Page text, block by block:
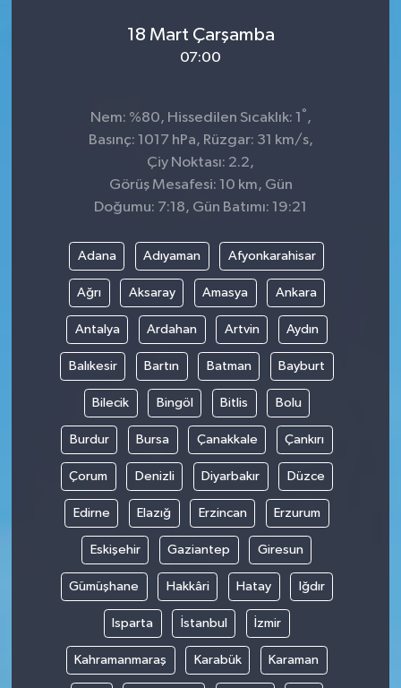
18 Mart Çarşamba
07:00
Nem: %80, Hissedilen Sıcaklık: 1 °,
Basınç: 1017 hPa, Rüzgar: 31 km/s,
Çiy Noktası: 2.2,
Görüş Mesafesi: 10 km, Gün
Doğumu: 7:18, Gün Batımı: 19:21
Adana Adıyaman Afyonkarahisar
Ağrı Aksaray Amasya Ankara
Antalya Ardahan Artvin Aydın
Balıkesir Bartın Batman Bayburt
Bilecik Bingöl Bitlis Bolu
Burdur Bursa Çanakkale Çankırı
Çorum Denizli Diyarbakır Düzce
Edirne Elazığ Erzincan Erzurum
Eskişehir Gaziantep Giresun
Gümüşhane Hakkâri Hatay Iğdır
Isparta İstanbul İzmir
Kahramanmaraş Karabük Karaman